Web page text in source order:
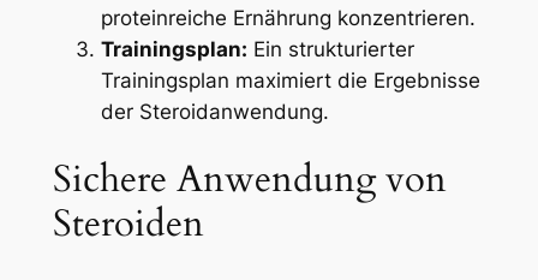
proteinreiche Ernährung konzentrieren.
Trainingsplan: Ein strukturierter
Trainingsplan maximiert die Ergebnisse
der Steroidanwendung.
Sichere Anwendung von
Steroiden